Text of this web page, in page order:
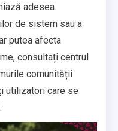
adesea
de sistem sau a
putea afecta
consultați centrul
comunității
utilizatori care se